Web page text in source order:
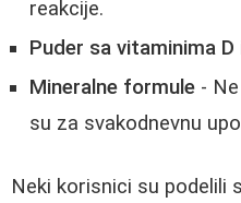
reakcije.
Puder sa vitaminima D
Mineralne formule -
su za svakodnevnu
Neki korisnici su podelili